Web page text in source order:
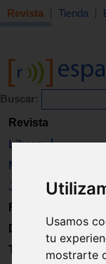
Usamos
tu
mostrarte
Revista Tienda
Buscar:
Revista
Libros
Material
Juguetes
Formación
Directorio
Trabajo